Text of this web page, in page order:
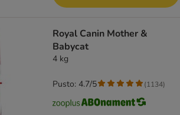
Royal Canin Mother &
Babycat
4 kg
Pusto: 4.7/5 (1134)